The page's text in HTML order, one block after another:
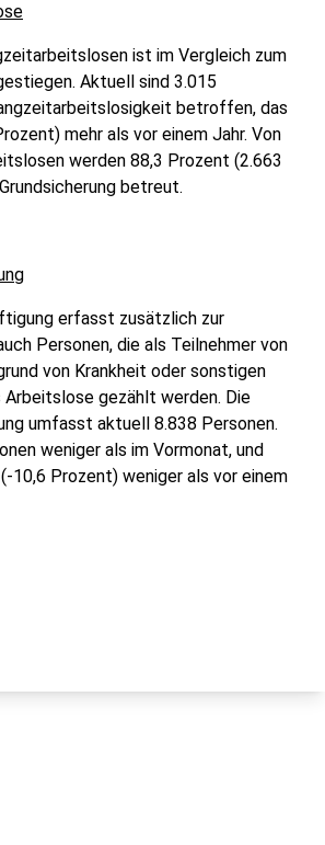
ist im Vergleich zum
Aktuell sind 3.015
betroffen, das
mehr als vor einem Jahr. Von
werden 88,3 Prozent (2.663
betreut.
erfasst zusätzlich zur
Personen, die als Teilnehmer von
von Krankheit oder sonstigen
Arbeitslose gezählt werden. Die
umfasst aktuell 8.838 Personen.
weniger als im Vormonat, und
10,6 Prozent) weniger als vor einem